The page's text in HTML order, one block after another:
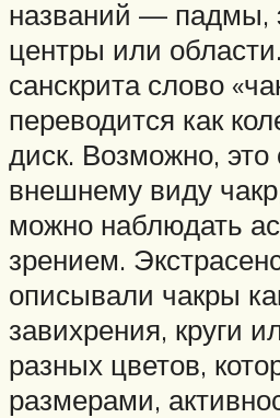
названий — падмы,
центры или
санскрита слово
переводится как
диск. Возможно, это
внешнему виду
можно наблюдать
зрением.
описывали чакры
завихрения, круги
разных цветов,
размерами,